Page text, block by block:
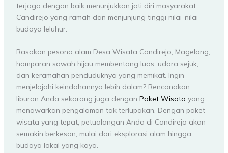
terjaga dengan baik menunjukkan jati diri masyarakat
Candirejo yang ramah dan menjunjung tinggi nilai-nilai
budaya leluhur.
Rasakan pesona alam Desa Wisata Candirejo, Magelang;
hamparan sawah hijau membentang luas, udara sejuk,
dan keramahan penduduknya yang memikat. Ingin
menjelajahi keindahannya lebih dalam? Rencanakan
liburan Anda sekarang juga dengan Paket Wisata yang
menawarkan pengalaman tak terlupakan. Dengan paket
wisata yang tepat, petualangan Anda di Candirejo akan
semakin berkesan, mulai dari eksplorasi alam hingga
budaya lokal yang kaya.